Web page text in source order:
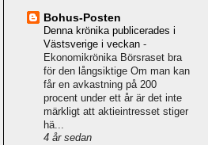
Bohus-Posten
Denna krönika publicerades i
Västsverige i veckan -
Ekonomikrönika Börsraset bra
för den långsiktige Om man kan
får en avkastning på 200
procent under ett år är det inte
märkligt att aktieintresset stiger
hä...
4 år sedan